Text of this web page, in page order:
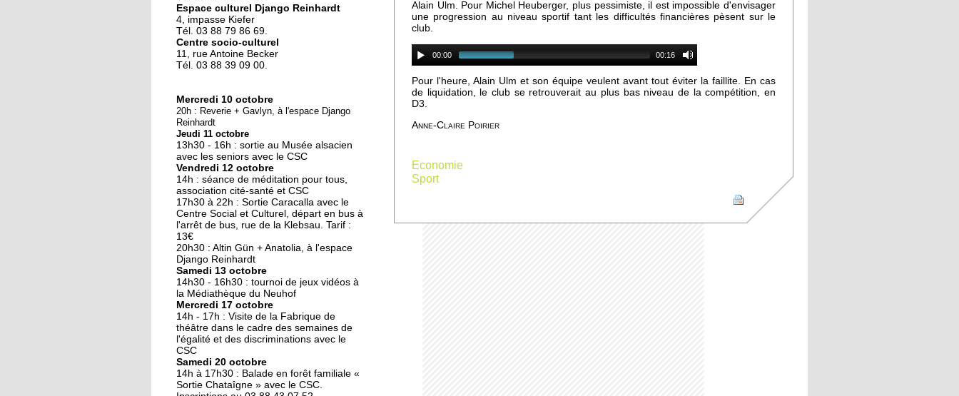
11 octobre 2018
Les petites filles
chaussent leurs
10 octobre 2018
Nouveau look pour une
nouvelle mairie
19 octobre 2017
Face au challenge du
numérique
19 octobre 2017
La précarité tue
18 octobre 2017
Quatre décennies au
chevet du Neuhof
18 octobre 2017
Espace culturel Django Reinhardt
4, impasse Kiefer
Tél. 03 88 79 86 69.
Centre socio-culturel
11, rue Antoine Becker
Tél. 03 88 39 09 00.
Mercredi 10 octobre
20h : Reverie + Gavlyn, à l'espace Django
Reinhardt
Jeudi 11 octobre
13h30 - 16h : sortie au Musée alsacien
avec les seniors avec le CSC
Vendredi 12 octobre
14h : séance de méditation pour tous,
association cité-santé et CSC
17h30 à 22h : Sortie Caracalla avec le
Centre Social et Culturel, départ en bus à
l'arrêt de bus, rue de la Klebsau. Tarif :
13€
20h30 : Altin Gün + Anatolia, à l'espace
Django Reinhardt
Samedi 13 octobre
14h30 - 16h30 : tournoi de jeux vidéos à
la Médiathèque du Neuhof
Mercredi 17 octobre
14h - 17h : Visite de la Fabrique de
théâtre dans le cadre des semaines de
l'égalité et des discriminations avec le
CSC
Samedi 20 octobre
14h à 17h30 : Balade en forêt familiale «
Sortie Chataîgne » avec le CSC.
Alain Ulm. Pour Michel Heuberger, plus pessimiste, il est impossible d'envisager
une progression au niveau sportif tant les difficultés financières pèsent sur le
club.
00:00 00:16
Pour l'heure, Alain Ulm et son équipe veulent avant tout éviter la faillite. En cas
de liquidation, le club se retrouverait au plus bas niveau de la compétition, en
D3.
Anne-Claire Poirier
Economie
Sport